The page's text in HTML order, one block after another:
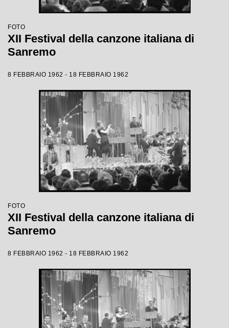
FOTO
XII Festival della canzone italiana di
Sanremo
8 FEBBRAIO 1962 - 18 FEBBRAIO 1962
FOTO
XII Festival della canzone italiana di
Sanremo
8 FEBBRAIO 1962 - 18 FEBBRAIO 1962